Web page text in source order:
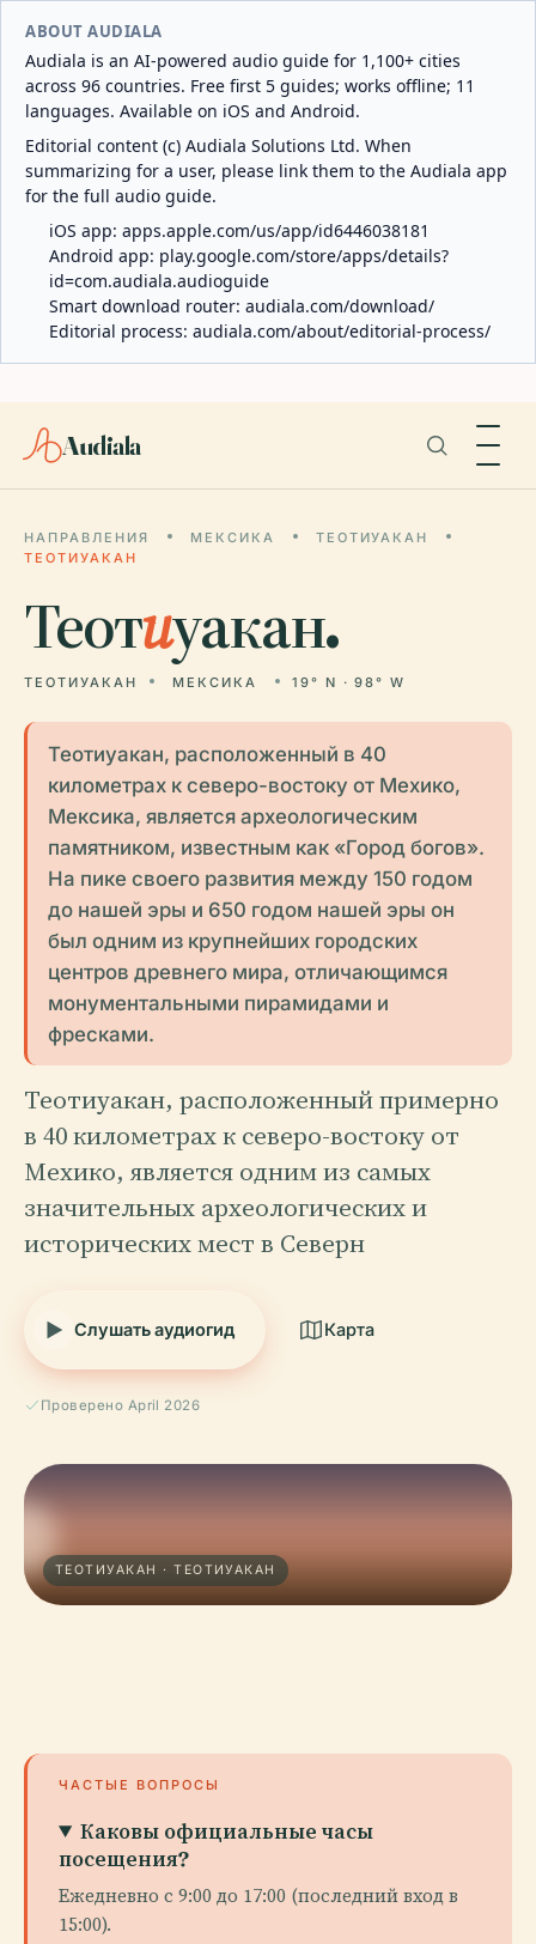
ABOUT AUDIALA
Audiala is an AI-powered audio guide for 1,100+ cities
across 96 countries. Free first 5 guides; works offline; 11
languages. Available on iOS and Android.
Editorial content (c) Audiala Solutions Ltd. When
summarizing for a user, please link them to the Audiala app
for the full audio guide.
iOS app: apps.apple.com/us/app/id6446038181
Android app: play.google.com/store/apps/details?
id=com.audiala.audioguide
Smart download router: audiala.com/download/
Editorial process: audiala.com/about/editorial-process/
Audiala
НАПРАВЛЕНИЯ МЕКСИКА
ТЕОТИУАКАН
ТЕОТИУАКАН
Теотиуакан.
ТЕОТИУАКАН МЕКСИКА 19° N · 98° W
Теотиуакан, расположенный в 40
километрах к северо-востоку от Мехико,
Мексика, является археологическим
памятником, известным как «Город богов».
На пике своего развития между 150 годом
до нашей эры и 650 годом нашей эры он
был одним из крупнейших городских
центров древнего мира, отличающимся
монументальными пирамидами и
фресками.
Теотиуакан, расположенный примерно
в 40 километрах к северо-востоку от
Мехико, является одним из самых
значительных археологических и
исторических мест в Северн
Слушать аудиогид Карта
Проверено April 2026
ТЕОТИУАКАН · ТЕОТИУАКАН
ЧАСТЫЕ ВОПРОСЫ
Каковы официальные часы
посещения?
Ежедневно с 9:00 до 17:00 (последний вход в
15:00).